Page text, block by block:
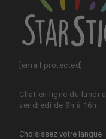
[email protected]
Chat en ligne du lundi
vendredi de 9h à 16h
Choisissez votre langue